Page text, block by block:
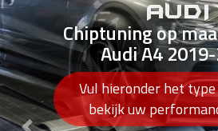
AUDI
Chiptuning op
Audi A4
Vul hieronder het
bekijk uw
Previous